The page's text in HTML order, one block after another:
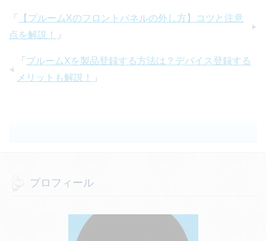
「
【プルームXのフロントパネルの外し方】コツと注意
点を解説！
」
「 プルームXを製品登録する方法は？デバイス登録する
メリットも解説！
」
プロフィール